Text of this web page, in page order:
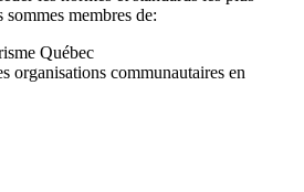
membres de: